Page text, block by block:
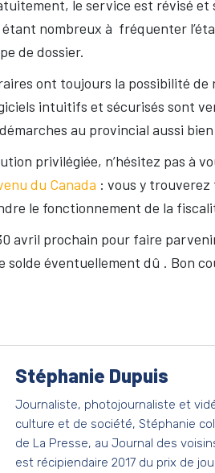
le service est révisé et
nombreux à fréquenter
de dossier.
ont toujours la possibilité
intuitifs et sécurisés sont
au provincial aussi bien
privilégiée, n’hésitez pas à
du Canada : vous y
le fonctionnement de la
avril prochain pour faire
solde éventuellement dû . Bon
Stéphanie Dupuis
Journaliste, photojournaliste et
culture et de société, Stéphanie
de La Presse, au Journal des
est récipiendaire 2017 du prix de